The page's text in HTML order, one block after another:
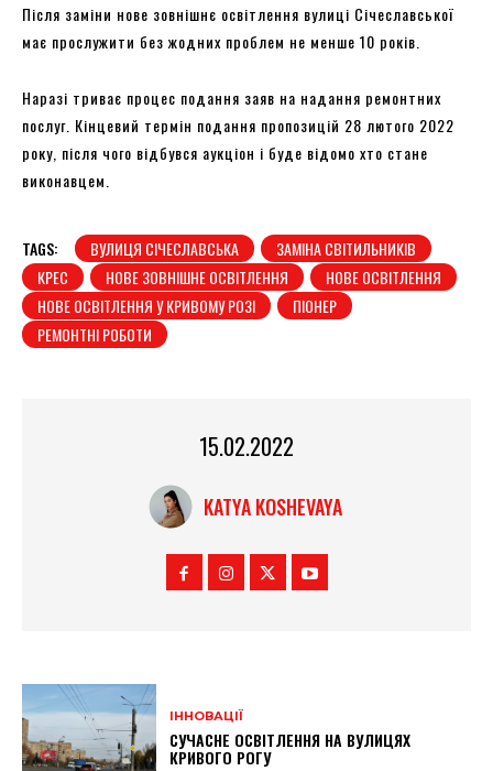
Після заміни нове зовнішнє освітлення вулиці Січеславської
має прослужити без жодних проблем не менше 10 років.
Наразі триває процес подання заяв на надання ремонтних
послуг. Кінцевий термін подання пропозицій 28 лютого 2022
року, після чого відбувся аукціон і буде відомо хто стане
виконавцем.
TAGS: ВУЛИЦЯ СІЧЕСЛАВСЬКА
ЗАМІНА СВІТИЛЬНИКІВ
КРЕС
НОВЕ ЗОВНІШНЕ ОСВІТЛЕННЯ
НОВЕ ОСВІТЛЕННЯ
НОВЕ ОСВІТЛЕННЯ У КРИВОМУ РОЗІ
ПІОНЕР
РЕМОНТНІ РОБОТИ
15.02.2022
KATYA KOSHEVAYA
ІННОВАЦІЇ
СУЧАСНЕ ОСВІТЛЕННЯ НА ВУЛИЦЯХ
КРИВОГО РОГУ